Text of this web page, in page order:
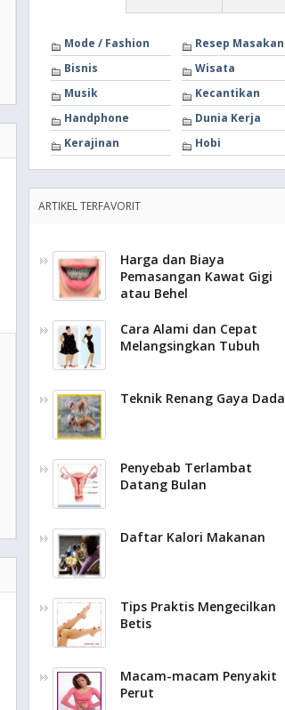
Mode / Fashion
Resep Masakan
Bisnis
Wisata
Musik
Kecantikan
Handphone
Dunia Kerja
Kerajinan
Hobi
ARTIKEL TERFAVORIT
Harga dan Biaya
Pemasangan Kawat Gigi
atau Behel
Cara Alami dan Cepat
Melangsingkan Tubuh
Teknik Renang Gaya Dada
Penyebab Terlambat
Datang Bulan
Daftar Kalori Makanan
Tips Praktis Mengecilkan
Betis
Macam-macam Penyakit
Perut